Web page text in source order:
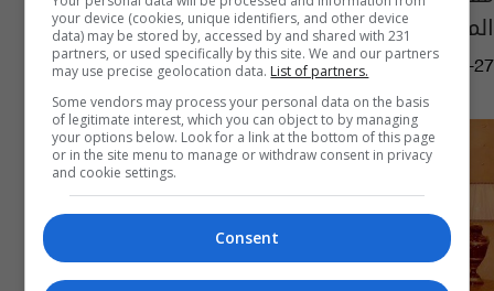
المنفذة
11:51 | 2020-07-27
your device (cookies, unique identifiers, and other device
data) may be stored by, accessed by and shared with 231
partners, or used specifically by this site. We and our partners
may use precise geolocation data. List of partners.
Some vendors may process your personal data on the basis
of legitimate interest, which you can object to by managing
your options below. Look for a link at the bottom of this page
or in the site menu to manage or withdraw consent in privacy
and cookie settings.
Consent